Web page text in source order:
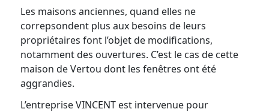
Les maisons anciennes, quand elles ne
correpsondent plus aux besoins de leurs
propriétaires font l’objet de modifications,
notamment des ouvertures. C’est le cas de cette
maison de Vertou dont les fenêtres ont été
aggrandies.
L’entreprise VINCENT est intervenue pour